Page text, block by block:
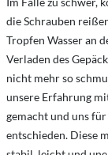
die Schrauben
Tropfen Wasser an
Verladen des
nicht mehr so
unsere Erfahrung
gemacht und uns
entschieden. Diese